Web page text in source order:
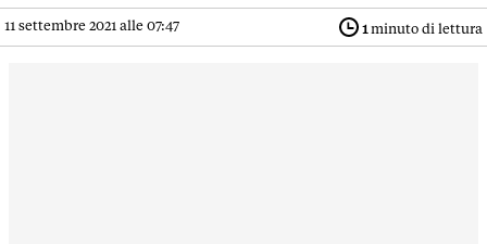
11 settembre 2021 alle 07:47 1 minuto di lettura